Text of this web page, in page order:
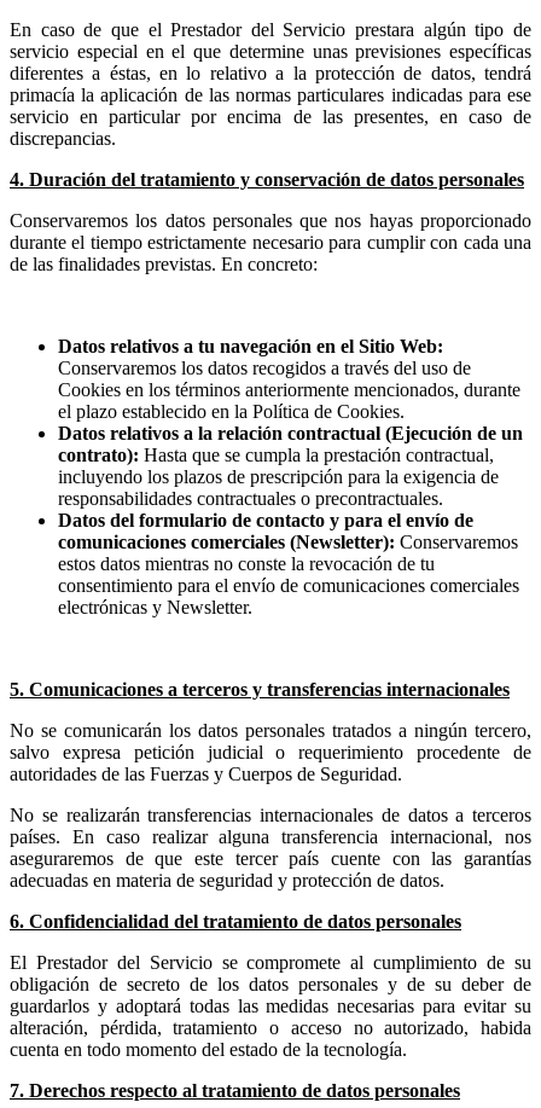
En caso de que el Prestador del Servicio prestara algún tipo de
servicio especial en el que determine unas previsiones específicas
diferentes a éstas, en lo relativo a la protección de datos, tendrá
primacía la aplicación de las normas particulares indicadas para ese
servicio en particular por encima de las presentes, en caso de
discrepancias.
4. Duración del tratamiento y conservación de datos personales
Conservaremos los datos personales que nos hayas proporcionado
durante el tiempo estrictamente necesario para cumplir con cada una
de las finalidades previstas. En concreto:
Datos relativos a tu navegación en el Sitio Web:
Conservaremos los datos recogidos a través del uso de
Cookies en los términos anteriormente mencionados, durante
el plazo establecido en la Política de Cookies.
Datos relativos a la relación contractual (Ejecución de un
contrato): Hasta que se cumpla la prestación contractual,
incluyendo los plazos de prescripción para la exigencia de
responsabilidades contractuales o precontractuales.
Datos del formulario de contacto y para el envío de
comunicaciones comerciales (Newsletter): Conservaremos
estos datos mientras no conste la revocación de tu
consentimiento para el envío de comunicaciones comerciales
electrónicas y Newsletter.
5. Comunicaciones a terceros y transferencias internacionales
No se comunicarán los datos personales tratados a ningún tercero,
salvo expresa petición judicial o requerimiento procedente de
autoridades de las Fuerzas y Cuerpos de Seguridad.
No se realizarán transferencias internacionales de datos a terceros
países. En caso realizar alguna transferencia internacional, nos
aseguraremos de que este tercer país cuente con las garantías
adecuadas en materia de seguridad y protección de datos.
6. Confidencialidad del tratamiento de datos personales
El Prestador del Servicio se compromete al cumplimiento de su
obligación de secreto de los datos personales y de su deber de
guardarlos y adoptará todas las medidas necesarias para evitar su
alteración, pérdida, tratamiento o acceso no autorizado, habida
cuenta en todo momento del estado de la tecnología.
7. Derechos respecto al tratamiento de datos personales